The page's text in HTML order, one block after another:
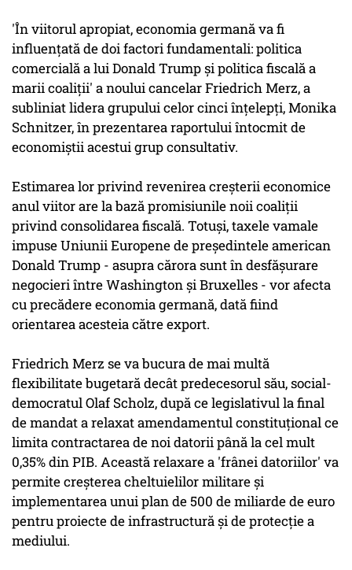
'În viitorul apropiat, economia germană va fi
influențată de doi factori fundamentali: politica
comercială a lui Donald Trump și politica fiscală a
marii coaliții' a noului cancelar Friedrich Merz, a
subliniat lidera grupului celor cinci înțelepți, Monika
Schnitzer, în prezentarea raportului întocmit de
economiștii acestui grup consultativ.
Estimarea lor privind revenirea creșterii economice
anul viitor are la bază promisiunile noii coaliții
privind consolidarea fiscală. Totuși, taxele vamale
impuse Uniunii Europene de președintele american
Donald Trump - asupra cărora sunt în desfășurare
negocieri între Washington și Bruxelles - vor afecta
cu precădere economia germană, dată fiind
orientarea acesteia către export.
Friedrich Merz se va bucura de mai multă
flexibilitate bugetară decât predecesorul său, social-
democratul Olaf Scholz, după ce legislativul la final
de mandat a relaxat amendamentul constituțional ce
limita contractarea de noi datorii până la cel mult
0,35% din PIB. Această relaxare a 'frânei datoriilor' va
permite creșterea cheltuielilor militare și
implementarea unui plan de 500 de miliarde de euro
pentru proiecte de infrastructură și de protecție a
mediului.